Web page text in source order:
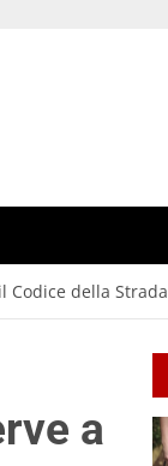
Codice della Strada
a